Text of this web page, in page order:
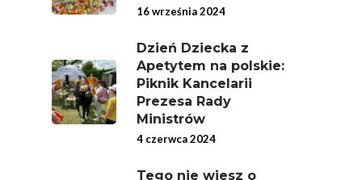
16 września 2024
Dzień Dziecka z
Apetytem na polskie:
Piknik Kancelarii
Prezesa Rady
Ministrów
4 czerwca 2024
Tego nie wiesz o
Skrywa!
Festiwal Młody
Ziemniak